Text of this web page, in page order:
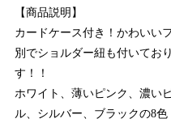
【商品説明】
カードケース付き！かわいい
別でショルダー紐も付いてお
す！！
ホワイト、薄いピンク、濃い
ル、シルバー、ブラックの8色